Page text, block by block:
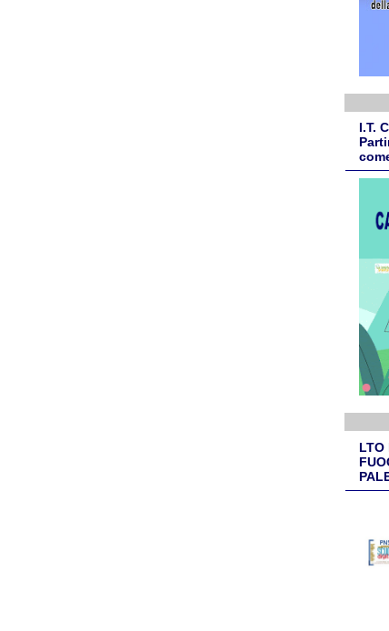
I.T.
LTO